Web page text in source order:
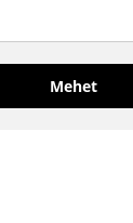
Mehet